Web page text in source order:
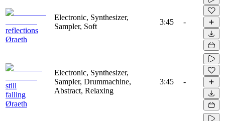
reflections
Øraeth
Electronic, Synthesizer,
Sampler, Soft
3:45 -
still
falling
Øraeth
Electronic, Synthesizer,
Sampler, Drummachine,
Abstract, Relaxing
3:45 -